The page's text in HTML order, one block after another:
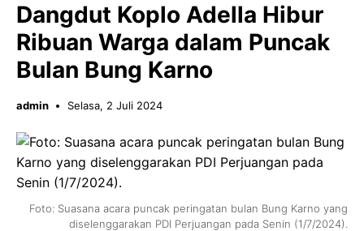
Dangdut Koplo Adella Hibur
Ribuan Warga dalam Puncak
Bulan Bung Karno
admin Selasa, 2 Juli 2024
Foto: Suasana acara puncak peringatan bulan Bung Karno yang
diselenggarakan PDI Perjuangan pada Senin (1/7/2024).